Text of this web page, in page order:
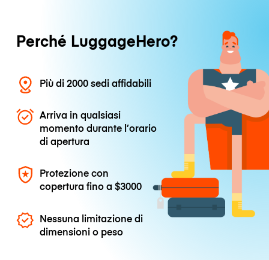
Perché LuggageHero?
Più di 2000 sedi affidabili
Arriva in qualsiasi
momento durante l’orario
di apertura
Protezione con
copertura fino a$3000
Nessuna limitazione di
dimensioni o peso